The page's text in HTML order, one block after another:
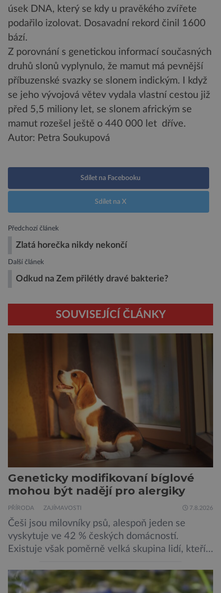
úsek DNA, který se kdy u pravěkého zvířete
podařilo izolovat. Dosavadní rekord činil 1600
bází.
Z porovnání s genetickou informací současných
druhů slonů vyplynulo, že mamut má pevnější
příbuzenské svazky se slonem indickým. I když
se jeho vývojová větev vydala vlastní cestou již
před 5,5 miliony let, se slonem africkým se
mamut rozešel ještě o 440 000 let dříve.
Autor: Petra Soukupová
Sdílet na Facebooku
Sdílet na X
Předchozí článek
Zlatá horečka nikdy nekončí
Další článek
Odkud na Zem přilétly dravé bakterie?
SOUVISEJÍCÍ ČLÁNKY
Geneticky modifikovaní bíglové
mohou být nadějí pro alergiky
PŘÍRODA ZAJÍMAVOSTI 7.8.2026
Češi jsou milovníky psů, alespoň jeden se
vyskytuje ve 42 % českých domácností.
Existuje však poměrně velká skupina lidí, kteří
jsou alergičtí. Jejich imunitní systém
přecitlivěle reaguje na proteiny obsažené v